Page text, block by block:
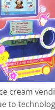
cream
to